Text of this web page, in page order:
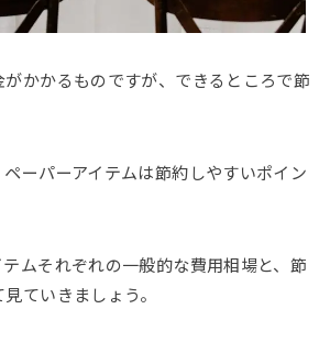
かかるものですが、できるところで節
ーパーアイテムは節約しやすいポイン
ムそれぞれの一般的な費用相場と、節
ていきましょう。